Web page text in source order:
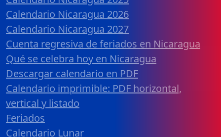
Calendario Nicaragua 2026
Calendario Nicaragua 2027
Cuenta regresiva de feriados en Nicaragua
Qué se celebra hoy en Nicaragua
Descargar calendario en PDF
Calendario imprimible: PDF horizontal,
vertical y listado
Feriados
Calendario Lunar